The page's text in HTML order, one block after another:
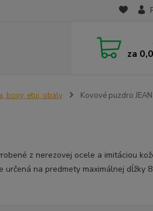
za
boxy, etui, obaly Kovové puzdro
z nerezovej ocele a imitáciou
určená na predmety maximálnej dĺžky